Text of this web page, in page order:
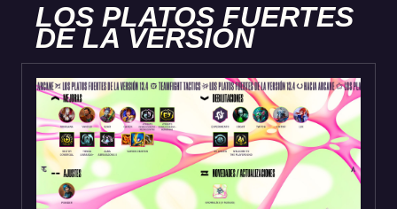
LOS PLATOS FUERTES
DE LA VERSIÓN